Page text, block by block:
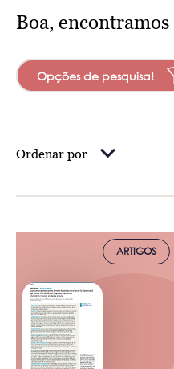
Boa, encontramos
Opções de pesquisa!
Ordenar por
ARTIGOS